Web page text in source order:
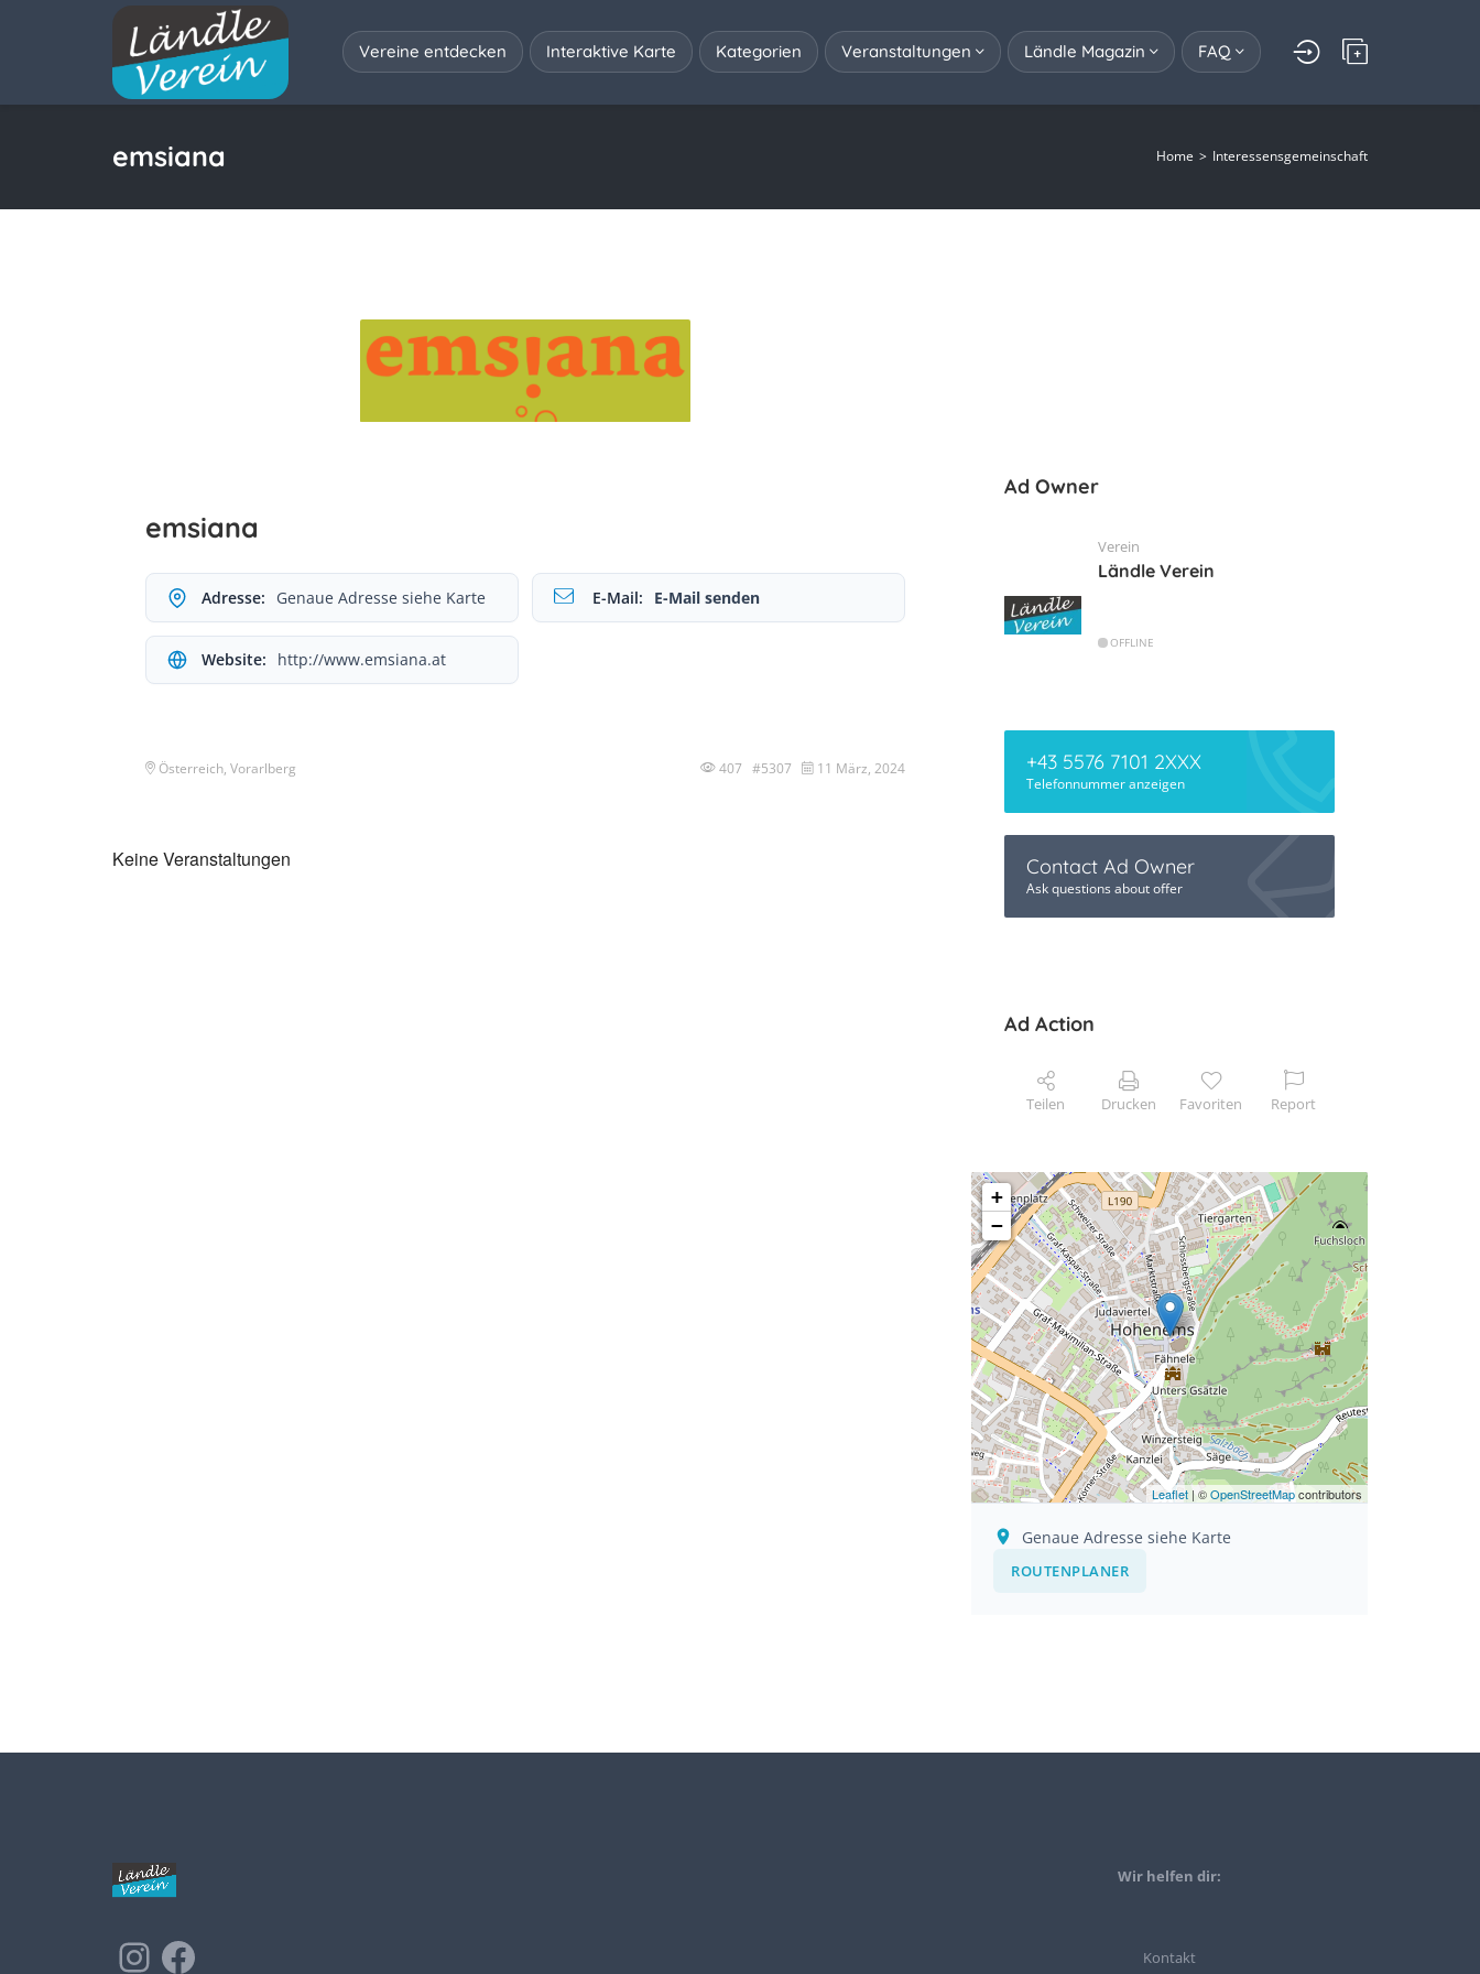
Vereine entdecken Interaktive Karte Kategorien Veranstaltungen Ländle Magazin FAQ
emsiana Home Interessensgemeinschaft
emsiana
Adresse: Genaue Adresse siehe Karte E-Mail: E-Mail senden
Website: http://www.emsiana.at
Österreich, Vorarlberg 407 #5307 11 März, 2024
Keine Veranstaltungen
Ad Owner
Verein
Ländle Verein
OFFLINE
+43 5576 7101 2XXX
Telefonnummer anzeigen
Contact Ad Owner
Ask questions about offer
Ad Action
Teilen Drucken Favoriten Report
+
−
Leaflet | ©OpenStreetMapcontributors
Genaue Adresse siehe Karte
ROUTENPLANER
Wir helfen dir:
Kontakt